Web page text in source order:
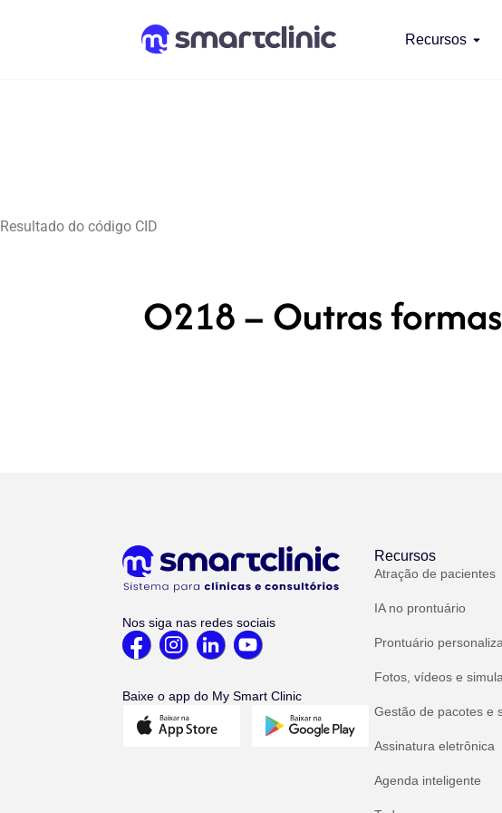
Recursos
Resultado do código CID
O218 – Outras
Nos siga nas redes sociais
Baixe o app do My Smart Clinic
Recursos
Atração de pacientes
IA no prontuário
Prontuário
Fotos, vídeos e
Gestão de pacotes e
Assinatura eletrônica
Agenda inteligente